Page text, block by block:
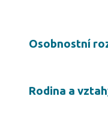
Osobnostní
Rodina a